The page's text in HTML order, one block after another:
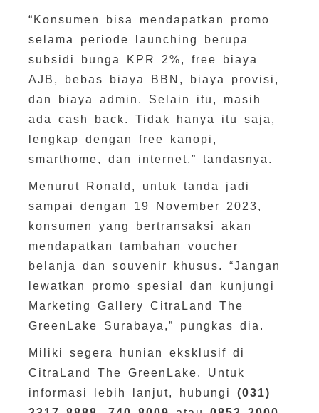
“Konsumen bisa mendapatkan promo
selama periode launching berupa
subsidi bunga KPR 2%, free biaya
AJB, bebas biaya BBN, biaya provisi,
dan biaya admin. Selain itu, masih
ada cash back. Tidak hanya itu saja,
lengkap dengan free kanopi,
smarthome, dan internet,” tandasnya.
Menurut Ronald, untuk tanda jadi
sampai dengan 19 November 2023,
konsumen yang bertransaksi akan
mendapatkan tambahan voucher
belanja dan souvenir khusus. “Jangan
lewatkan promo spesial dan kunjungi
Marketing Gallery CitraLand The
GreenLake Surabaya,” pungkas dia.
Miliki segera hunian eksklusif di
CitraLand The GreenLake. Untuk
informasi lebih lanjut, hubungi(031)